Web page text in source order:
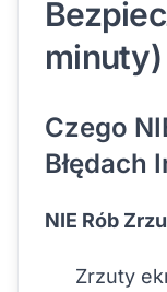
minuty)
Czego
Błędach
NIE Rób
Zrzuty